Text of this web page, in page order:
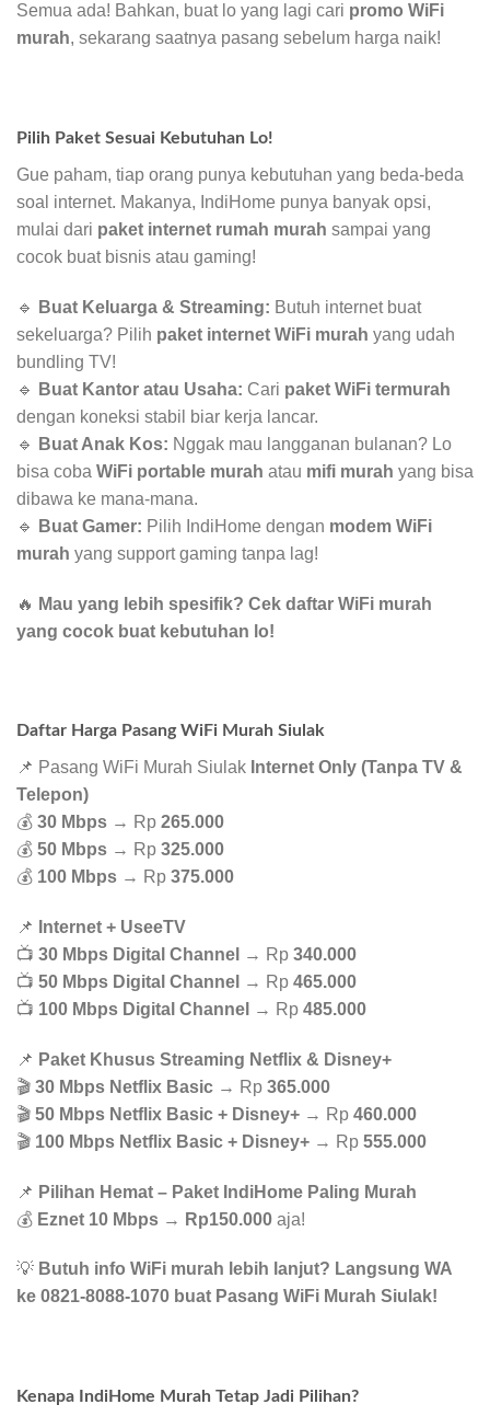
Semua ada! Bahkan, buat lo yang lagi cari promo WiFi
murah, sekarang saatnya pasang sebelum harga naik!
Pilih Paket Sesuai Kebutuhan Lo!
Gue paham, tiap orang punya kebutuhan yang beda-beda
soal internet. Makanya, IndiHome punya banyak opsi,
mulai dari paket internet rumah murah sampai yang
cocok buat bisnis atau gaming!
🔹 Buat Keluarga & Streaming: Butuh internet buat
sekeluarga? Pilih paket internet WiFi murah yang udah
bundling TV!
🔹
Buat Kantor atau Usaha: Cari paket WiFi termurah
dengan koneksi stabil biar kerja lancar.
🔹
Buat Anak Kos: Nggak mau langganan bulanan? Lo
bisa coba WiFi portable murah atau mifi murah yang bisa
dibawa ke mana-mana.
🔹
Buat Gamer: Pilih IndiHome dengan modem WiFi
murah yang support gaming tanpa lag!
🔥 Mau yang lebih spesifik? Cek daftar WiFi murah
yang cocok buat kebutuhan lo!
Daftar Harga Pasang WiFi Murah Siulak
📌 Pasang WiFi Murah Siulak Internet Only (Tanpa TV &
Telepon)
💰 30 Mbps → Rp 265.000
💰 50 Mbps → Rp 325.000
💰 100 Mbps → Rp 375.000
📌
Internet + UseeTV
📺 30 Mbps Digital Channel → Rp 340.000
📺 50 Mbps Digital Channel → Rp 465.000
📺 100 Mbps Digital Channel → Rp 485.000
📌 Paket Khusus Streaming Netflix & Disney+
🎬 30 Mbps Netflix Basic → Rp 365.000
🎬 50 Mbps Netflix Basic + Disney+ → Rp 460.000
🎬 100 Mbps Netflix Basic + Disney+ → Rp 555.000
📌 Pilihan Hemat – Paket IndiHome Paling Murah
💰 Eznet 10 Mbps → Rp150.000 aja!
💡 Butuh info WiFi murah lebih lanjut? Langsung WA
ke 0821-8088-1070 buat Pasang WiFi Murah Siulak!
Kenapa IndiHome Murah Tetap Jadi Pilihan?